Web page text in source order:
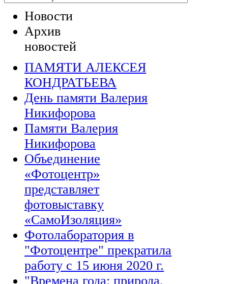
Новости
Архив
новостей
ПАМЯТИ АЛЕКСЕЯ
КОНДРАТЬЕВА
День памяти Валерия
Никифорова
Памяти Валерия
Никифорова
Объединение
«Фотоцентр»
представляет
фотовыставку
«СамоИзоляция»
Фотолаборатория в
"Фотоцентре" прекратила
работу с 15 июня 2020 г.
"Времена года: природа,